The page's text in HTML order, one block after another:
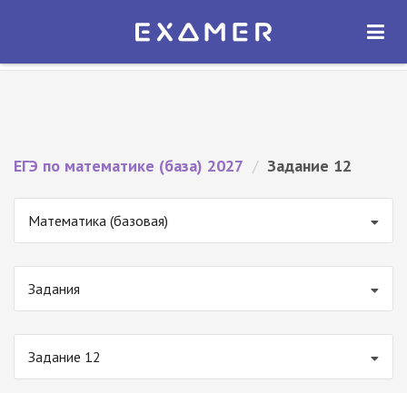
Экзамер — ЕГЭ 2027
ОТКРЫТЬ
ЕГЭ по математике (база) 2027 / Задание 12
Математика (базовая)
Задания
Задание 12